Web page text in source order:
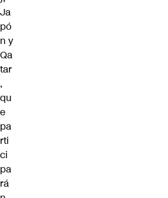
Ja
pó
n y
Qa
tar
,
qu
e
pa
rti
ci
pa
rá